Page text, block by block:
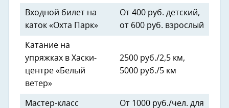
Входной билет на
каток «Охта Парк»
От 400 руб. детский,
от 600 руб. взрослый
Катание на
упряжках в Хаски-
центре «Белый
ветер»
2500 руб./2,5 км,
5000 руб./5 км
Мастер-класс
От 1000 руб./чел. для